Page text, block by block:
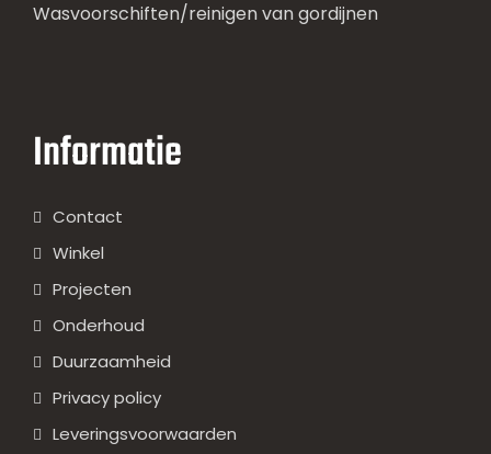
Wasvoorschiften/reinigen van gordijnen
Informatie
Contact
Winkel
Projecten
Onderhoud
Duurzaamheid
Privacy policy
Leveringsvoorwaarden